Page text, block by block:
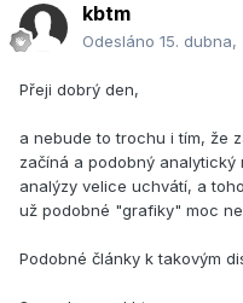
kbtm
Odesláno 15. dubna,
Přeji dobrý den,
a nebude to trochu i tím, že
začíná a podobný
analýzy velice uchvátí, a
už podobné "grafiky" moc
Podobné články k takovým